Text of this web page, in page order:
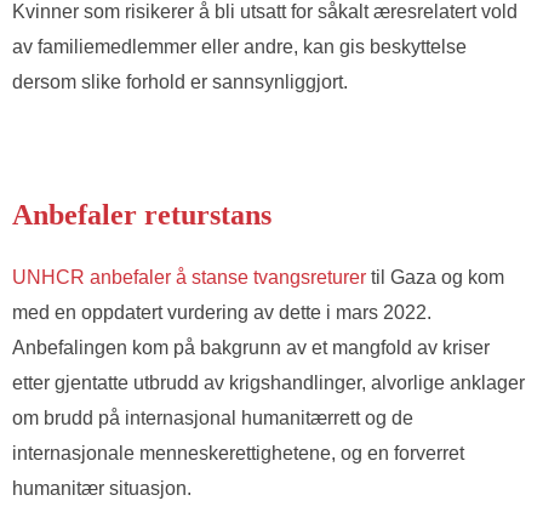
Kvinner som risikerer å bli utsatt for såkalt æresrelatert vold
av familiemedlemmer eller andre, kan gis beskyttelse
dersom slike forhold er sannsynliggjort.
Anbefaler returstans
UNHCR anbefaler å stanse tvangsreturer til Gaza og kom
med en oppdatert vurdering av dette i mars 2022.
Anbefalingen kom på bakgrunn av et mangfold av kriser
etter gjentatte utbrudd av krigshandlinger, alvorlige anklager
om brudd på internasjonal humanitærrett og de
internasjonale menneskerettighetene, og en forverret
humanitær situasjon.